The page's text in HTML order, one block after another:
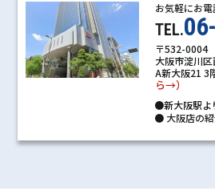
お気軽にお電
TEL.
〒532-0004
大阪市淀川
A新大阪21 3
ら→）
●新大阪駅よ
●大阪店の